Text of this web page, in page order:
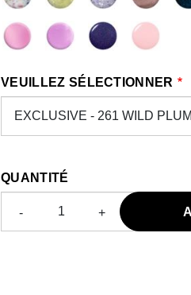
VEUILLEZ SÉLECTIONNER
QUANTITÉ
+
-